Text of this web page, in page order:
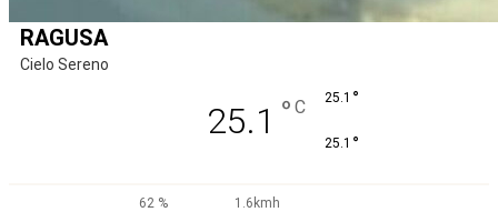
RAGUSA
Cielo Sereno
25.1 ° C 25.1 °
25.1 °
62 %
1.6kmh